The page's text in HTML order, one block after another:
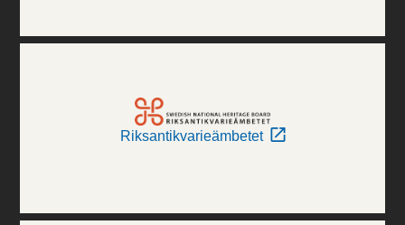
Riksantikvarieämbetet